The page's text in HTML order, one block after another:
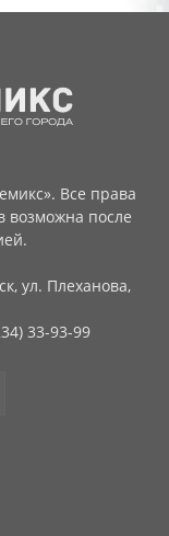
Все права
после
ул. Плеханова,
33-93-99